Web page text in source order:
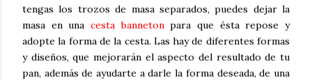
tengas los trozos de masa separados, puedes dejar la
masa en una cesta bannetonpara que ésta repose y
adopte la forma de la cesta. Las hay de diferentes formas
y diseños, que mejorarán el aspecto del resultado de tu
pan, además de ayudarte a darle la forma deseada, de una